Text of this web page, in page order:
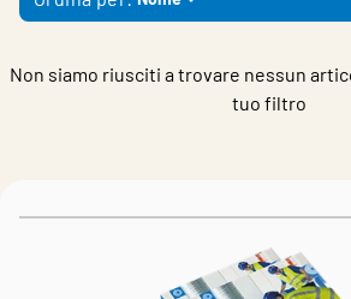
Non siamo riusciti a trovare nessun
tuo filtro